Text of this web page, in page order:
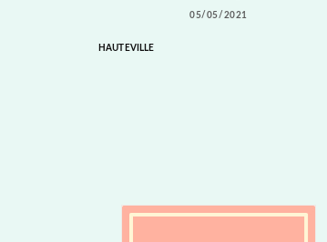
05/05/2021
HAUTEVILLE